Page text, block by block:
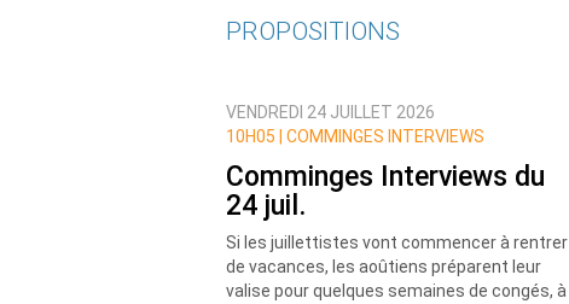
Nom
Courriel (non publié)
PROPOSITIONS
VENDREDI 24 JUILLET 2026
10H05 |
COMMINGES INTERVIEWS
Comminges Interviews du
24 juil.
Si les juillettistes vont commencer à rentrer
de vacances, les aoûtiens préparent leur
valise pour quelques semaines de congés, à